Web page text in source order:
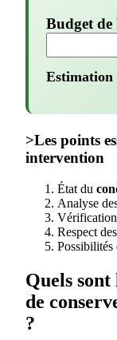
Budget de
Estimation
>Les points
intervention
État du
Analyse
Respect
Possibilités
Quels
de
?